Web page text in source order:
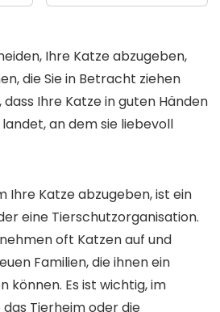
Ihre Katze abzugeben,
die Sie in Betracht ziehen
dass Ihre Katze in guten Händen
an dem sie liebevoll
Ihre Katze abzugeben, ist ein
eine Tierschutzorganisation.
oft Katzen auf und
Familien, die ihnen ein
können. Es ist wichtig, im
Tierheim oder die